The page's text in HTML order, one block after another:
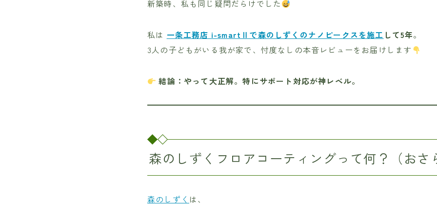
新築時、私も同じ疑問だらけでした
私は 一条工務店 i-smartⅡで森のしずくのナノピークスを施工 して5年。
3人の子どもがいる我が家で、忖度なしの本音レビューをお届けします
結論：やって大正解。特にサポート対応が神レベル。
森のしずくフロアコーティングって何？（おさ
森のしずく は、